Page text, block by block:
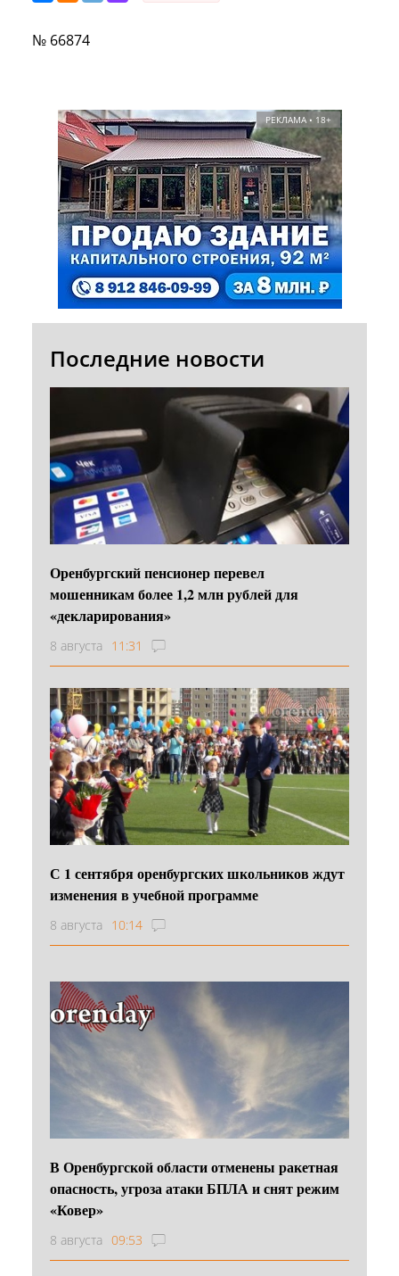
№ 66874
РЕКЛАМА • 18+
Последние новости
Оренбургский пенсионер перевел
мошенникам более 1,2 млн рублей для
«декларирования»
8 августа 11:31
С 1 сентября оренбургских школьников ждут
изменения в учебной программе
8 августа 10:14
В Оренбургской области отменены ракетная
опасность, угроза атаки БПЛА и снят режим
«Ковер»
8 августа 09:53